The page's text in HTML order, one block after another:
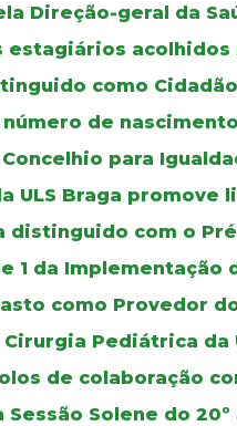
Direção-geral da
acolhidos
como
de
Concelhio para
ULS Braga promove
distinguido com o
1 da
como Provedor
Pediátrica da
de colaboração
Sessão Solene do